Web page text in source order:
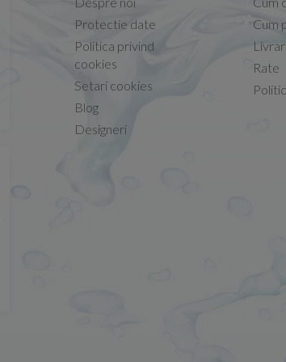
Conform descrierii!
13.02.2026
Protectie date
Politica privind
cookies
Setari cookies
Blog
Designeri
Cum
Rate